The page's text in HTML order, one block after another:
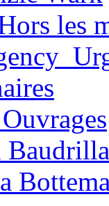
les